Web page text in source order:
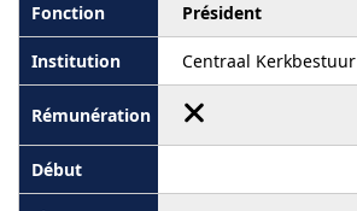
Président
Centraal Kerkbestuur